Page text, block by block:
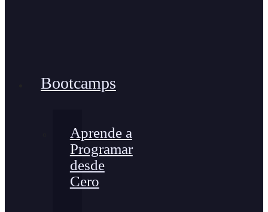
Bootcamps
Aprende a
Programar
desde
Cero